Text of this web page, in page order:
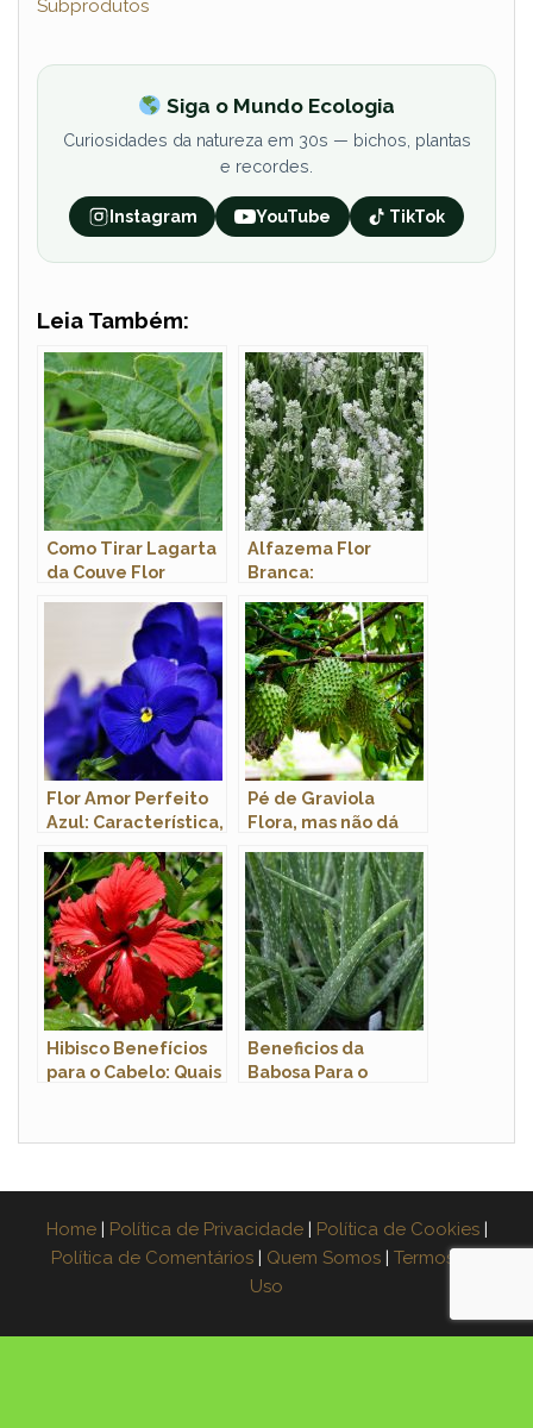
Subprodutos
Siga o Mundo Ecologia
Curiosidades da natureza em 30s — bichos, plantas
e recordes.
Instagram YouTube TikTok
Leia Também:
Como Tirar Lagarta
da Couve Flor
Alfazema Flor
Branca:
Nome Cientifico e
Fotos
Flor Amor Perfeito
Azul: Característica,
Fotos
Pé de Graviola
Flora, mas não dá
Hibisco Benefícios
para o Cabelo: Quais
Beneficios da
Babosa Para o
Home | Política de Privacidade | Política de Cookies |
Política de Comentários | Quem Somos | Termos de
Uso